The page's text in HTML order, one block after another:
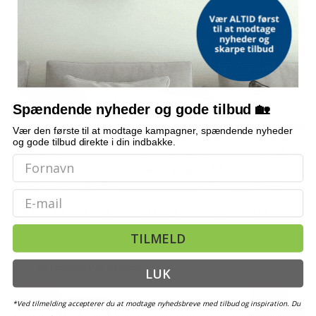
Bordmodel
isterningmaskine - 9
selvrensende, sort
Vejl. pris 569,- 509,-
Snart på lager
Vetoquinol Dronspot
ormekur spot-on til kat
209,-
POPULÆR
Hængeparasols
Vejl. pris 709,-
Spændende nyheder og gode tilbud 🏡
Vær den første til at modtage kampagner, spændende nyheder
og gode tilbud direkte i din indbakke.
Email
TILMELD
LUK
*Ved tilmelding accepterer du at modtage nyhedsbreve med tilbud og inspiration. Du